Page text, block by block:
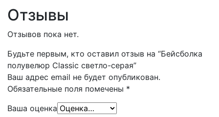
Отзывы
Отзывов пока нет.
Будьте первым, кто оставил отзыв на “Бейсболка
полувелюр Classic светло-серая”
Ваш адрес email не будет опубликован.
Обязательные поля помечены *
Ваша оценка